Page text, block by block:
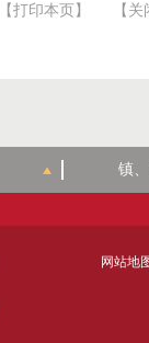
【打印本页】 【关
网站地